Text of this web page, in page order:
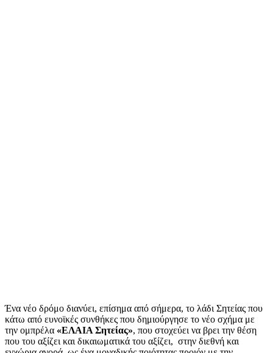
Ένα νέο δρόμο διανύει, επίσημα από σήμερα, το λάδι Σητείας που
κάτω από ευνοϊκές συνθήκες που δημιούργησε το νέο σχήμα με
την ομπρέλα «ΕΛΑΙΑ Σητείας», που στοχεύει να βρει την θέση
που του αξίζει και δικαιωματικά του αξίζει, στην διεθνή και